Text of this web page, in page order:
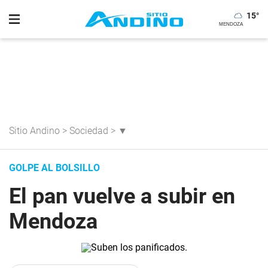
15°
Sitio Andino > Sociedad > ▼
GOLPE AL BOLSILLO
El pan vuelve a subir en
Mendoza